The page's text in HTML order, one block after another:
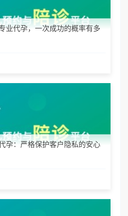
业代孕，一次成功的概率有多
孕：严格保护客户隐私的安心